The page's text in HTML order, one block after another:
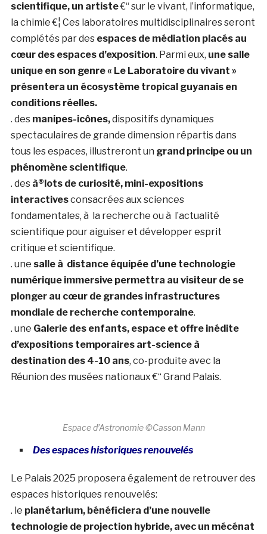
scientifique, un artiste€“ sur le vivant, l’informatique,
la chimie €¦ Ces laboratoires multidisciplinaires seront
complétés par des espaces de médiation placés au
cœur des espaces d’exposition. Parmi eux, une salle
unique en son genre « Le Laboratoire du vivant »
présentera un écosystème tropical guyanais en
conditions réelles.
. des manipes-icônes,dispositifs dynamiques
spectaculaires de grande dimension répartis dans
tous les espaces, illustreront un grand principe ou un
phénomène scientifique.
. des à®lots de curiosité, mini-expositions
interactivesconsacrées aux sciences
fondamentales, à la recherche ou à l’actualité
scientifique pour aiguiser et développer esprit
critique et scientifique.
. une salle à distance équipée d’une technologie
numérique immersive permettra au visiteur de se
plonger au cœur de grandes infrastructures
mondiale de recherche contemporaine.
. une Galerie des enfants, espace et offre inédite
d’expositions temporaires art-science à
destination des 4-10 ans, co-produite avec la
Réunion des musées nationaux €“ Grand Palais.
Espace d’Astronomie ©Casson Mann
Des espaces historiques renouvelés
Le Palais 2025 proposera également de retrouver des
espaces historiques renouvelés:
. le planétarium, bénéficiera d’une nouvelle
technologie de projection hybride, avec un mécénat